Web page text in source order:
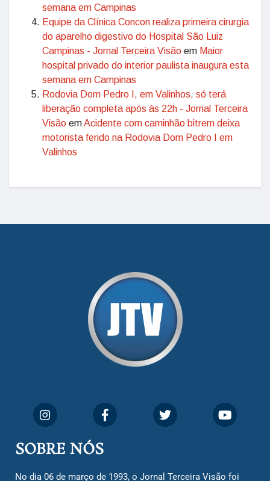
semana em Campinas
Equipe da Clínica Concon realiza primeira cirurgia
do aparelho digestivo do Hospital São Luiz
Campinas - Jornal Terceira Visão em Maior
hospital privado do interior paulista inaugura esta
semana em Campinas
Rodovia Dom Pedro I, em Valinhos, só terá
liberação completa após às 22h - Jornal Terceira
Visão emAcidente com caminhão bitrem deixa
motorista ferido na Rodovia Dom Pedro I em
Valinhos
SOBRE NÓS
No dia 06 de março de 1993, o Jornal Terceira Visão foi